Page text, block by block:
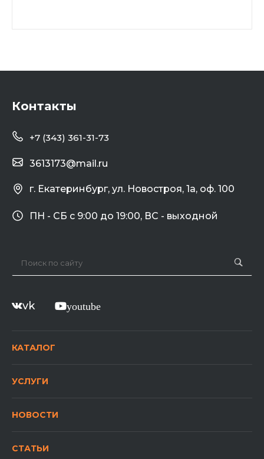
Контакты
+7 (343) 361-31-73
г. Екатеринбург, ул. Новостроя, 1а, оф. 100
3613173@mail.ru
ПН - СБ с 9:00 до 19:00, ВС - выходной
vk youtube
КАТАЛОГ
УСЛУГИ
НОВОСТИ
СТАТЬИ